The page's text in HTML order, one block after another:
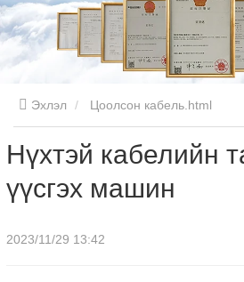
Эхлэл Цоолсон кабель.html
Нүхтэй кабелийн
үүсгэх машин
2023/11/29 13:42